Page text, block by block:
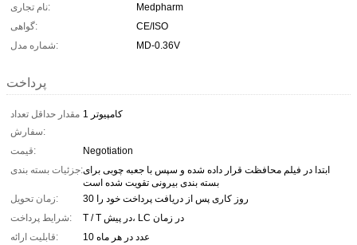
نام تجاری:
Medpharm
گواهی:
CE/ISO
شماره مدل:
MD-0.36V
پرداخت
مقدار حداقل تعداد
سفارش:
1 کامپیوتر
قیمت:
Negotiation
جزئیات بسته بندی:ابتدا در فیلم محافظت قرار داده شده و سپس با جعبه چوبی برای
بسته بندی بیرونی تقویت شده است
زمان تحویل:
30 روز کاری پس از دریافت پرداخت خود را
شرایط پرداخت:
T / T در پیش، LC در زمان
قابلیت ارائه:
10 عدد در هر ماه